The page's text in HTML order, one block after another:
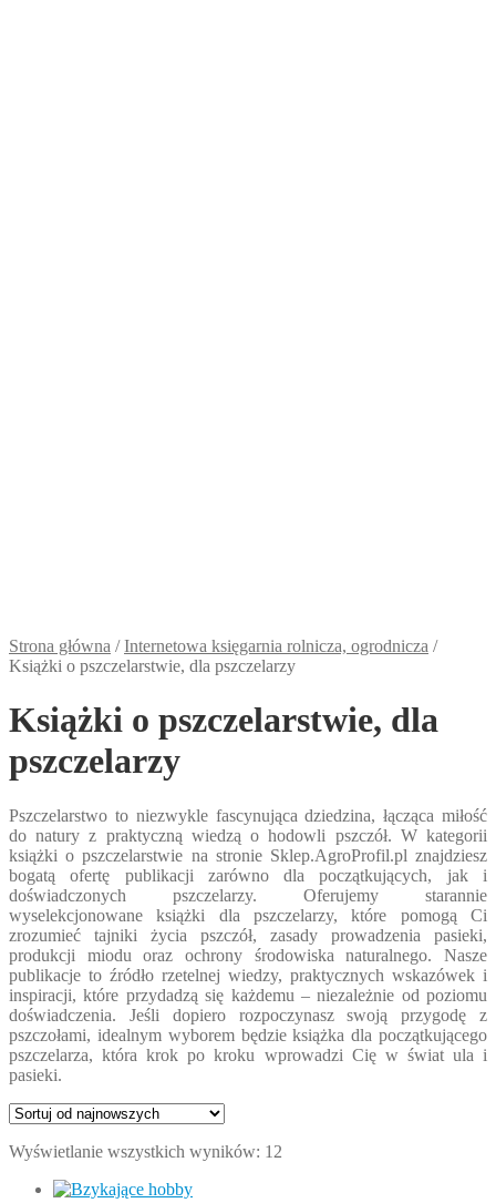
Strona główna /Internetowa księgarnia rolnicza, ogrodnicza /
Książki o pszczelarstwie, dla pszczelarzy
Książki o pszczelarstwie, dla
pszczelarzy
Pszczelarstwo to niezwykle fascynująca dziedzina, łącząca miłość
do natury z praktyczną wiedzą o hodowli pszczół. W kategorii
książki o pszczelarstwie na stronie Sklep.AgroProfil.pl znajdziesz
bogatą ofertę publikacji zarówno dla początkujących, jak i
doświadczonych pszczelarzy. Oferujemy starannie
wyselekcjonowane książki dla pszczelarzy, które pomogą Ci
zrozumieć tajniki życia pszczół, zasady prowadzenia pasieki,
produkcji miodu oraz ochrony środowiska naturalnego. Nasze
publikacje to źródło rzetelnej wiedzy, praktycznych wskazówek i
inspiracji, które przydadzą się każdemu – niezależnie od poziomu
doświadczenia. Jeśli dopiero rozpoczynasz swoją przygodę z
pszczołami, idealnym wyborem będzie książka dla początkującego
pszczelarza, która krok po kroku wprowadzi Cię w świat ula i
pasieki.
Wyświetlanie wszystkich wyników: 12